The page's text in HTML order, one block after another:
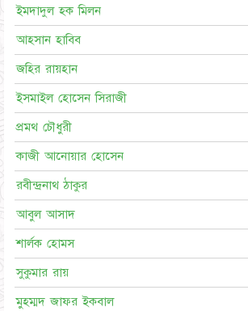
ইমদাদুল হক মিলন
আহসান হাবিব
জহির রায়হান
ইসমাইল হোসেন সিরাজী
প্রমথ চৌধুরী
কাজী আনোয়ার হোসেন
রবীন্দ্রনাথ ঠাকুর
আবুল আসাদ
শার্লক হোমস
সুকুমার রায়
মুহম্মদ জাফর ইকবাল